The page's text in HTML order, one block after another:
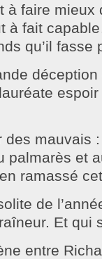
à faire
à fait
qu’il
des mauvais
palmarès et
ramassé
de
Et qui
entre